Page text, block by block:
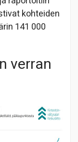
kohteiden
141 000
verran